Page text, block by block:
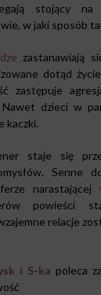
stojący na
w jaki sposób
zastanawiają
dotąd
zastępuje
dzieci w
kaczki.
staje się
Senne
narastającej
powieści
relacje
i S-ka poleca